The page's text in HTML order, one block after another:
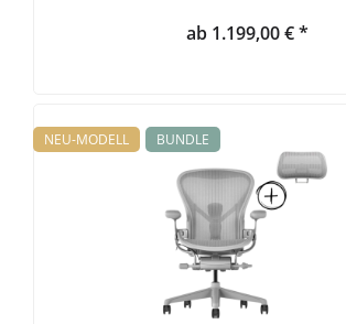
ab 1.199,00 € *
NEU-MODELL BUNDLE